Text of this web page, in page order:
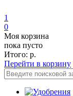
1
0
Моя корзина
пока пусто
Итого: р.
Перейти в корзину